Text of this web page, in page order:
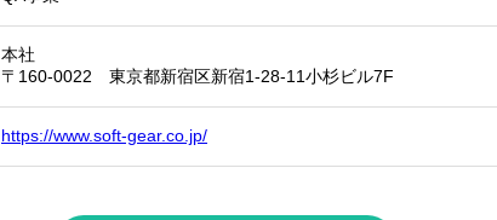
本社
〒160-0022 東京都新宿区新宿1-28-11小杉ビル7F
https://www.soft-gear.co.jp/